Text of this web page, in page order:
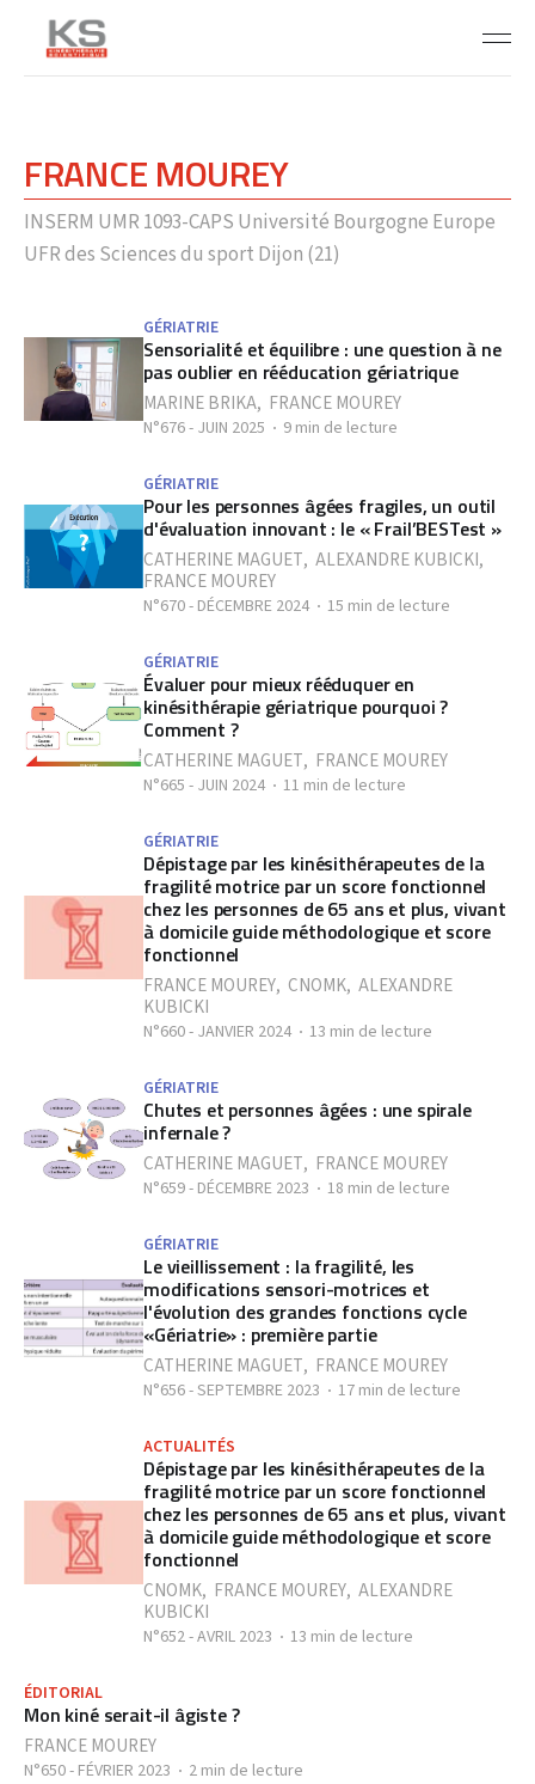
FRANCE MOUREY
INSERM UMR 1093-CAPS Université Bourgogne Europe
UFR des Sciences du sport Dijon (21)
GÉRIATRIE
Sensorialité et équilibre : une question à ne
pas oublier en rééducation gériatrique
MARINE BRIKA, FRANCE MOUREY
N°676 - JUIN 2025 9 min de lecture
GÉRIATRIE
Pour les personnes âgées fragiles, un outil
d'évaluation innovant : le « Frail’BESTest »
CATHERINE MAGUET, ALEXANDRE KUBICKI,
FRANCE MOUREY
N°670 - DÉCEMBRE 2024 15 min de lecture
GÉRIATRIE
Évaluer pour mieux rééduquer en
kinésithérapie gériatrique pourquoi ?
Comment ?
CATHERINE MAGUET, FRANCE MOUREY
N°665 - JUIN 2024 11 min de lecture
GÉRIATRIE
Dépistage par les kinésithérapeutes de la
fragilité motrice par un score fonctionnel
chez les personnes de 65 ans et plus, vivant
à domicile guide méthodologique et score
fonctionnel
FRANCE MOUREY, CNOMK, ALEXANDRE
KUBICKI
N°660 - JANVIER 2024 13 min de lecture
GÉRIATRIE
Chutes et personnes âgées : une spirale
infernale ?
CATHERINE MAGUET, FRANCE MOUREY
N°659 - DÉCEMBRE 2023 18 min de lecture
GÉRIATRIE
Le vieillissement : la fragilité, les
modifications sensori-motrices et
l'évolution des grandes fonctions cycle
«Gériatrie» : première partie
CATHERINE MAGUET, FRANCE MOUREY
N°656 - SEPTEMBRE 2023 17 min de lecture
ACTUALITÉS
Dépistage par les kinésithérapeutes de la
fragilité motrice par un score fonctionnel
chez les personnes de 65 ans et plus, vivant
à domicile guide méthodologique et score
fonctionnel
CNOMK, FRANCE MOUREY, ALEXANDRE
KUBICKI
N°652 - AVRIL 2023 13 min de lecture
ÉDITORIAL
Mon kiné serait-il âgiste ?
FRANCE MOUREY
N°650 - FÉVRIER 2023 2 min de lecture